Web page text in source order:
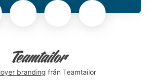
branding från Teamtailor